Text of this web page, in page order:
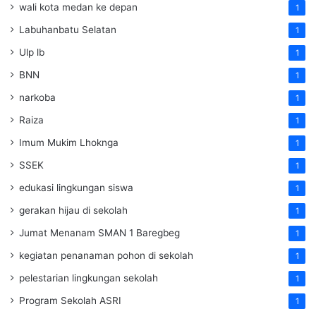
wali kota medan ke depan 1
Labuhanbatu Selatan 1
Ulp lb 1
BNN 1
narkoba 1
Raiza 1
Imum Mukim Lhoknga 1
SSEK 1
edukasi lingkungan siswa 1
gerakan hijau di sekolah 1
Jumat Menanam SMAN 1 Baregbeg 1
kegiatan penanaman pohon di sekolah 1
pelestarian lingkungan sekolah 1
Program Sekolah ASRI 1